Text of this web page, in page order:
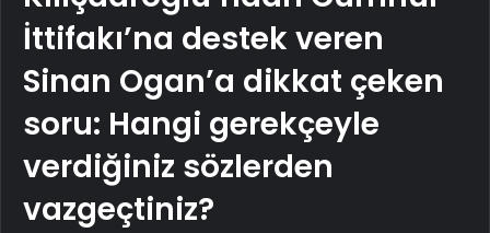
İttifakı’na destek veren
Sinan Ogan’a dikkat çeken
soru: Hangi gerekçeyle
verdiğiniz sözlerden
vazgeçtiniz?